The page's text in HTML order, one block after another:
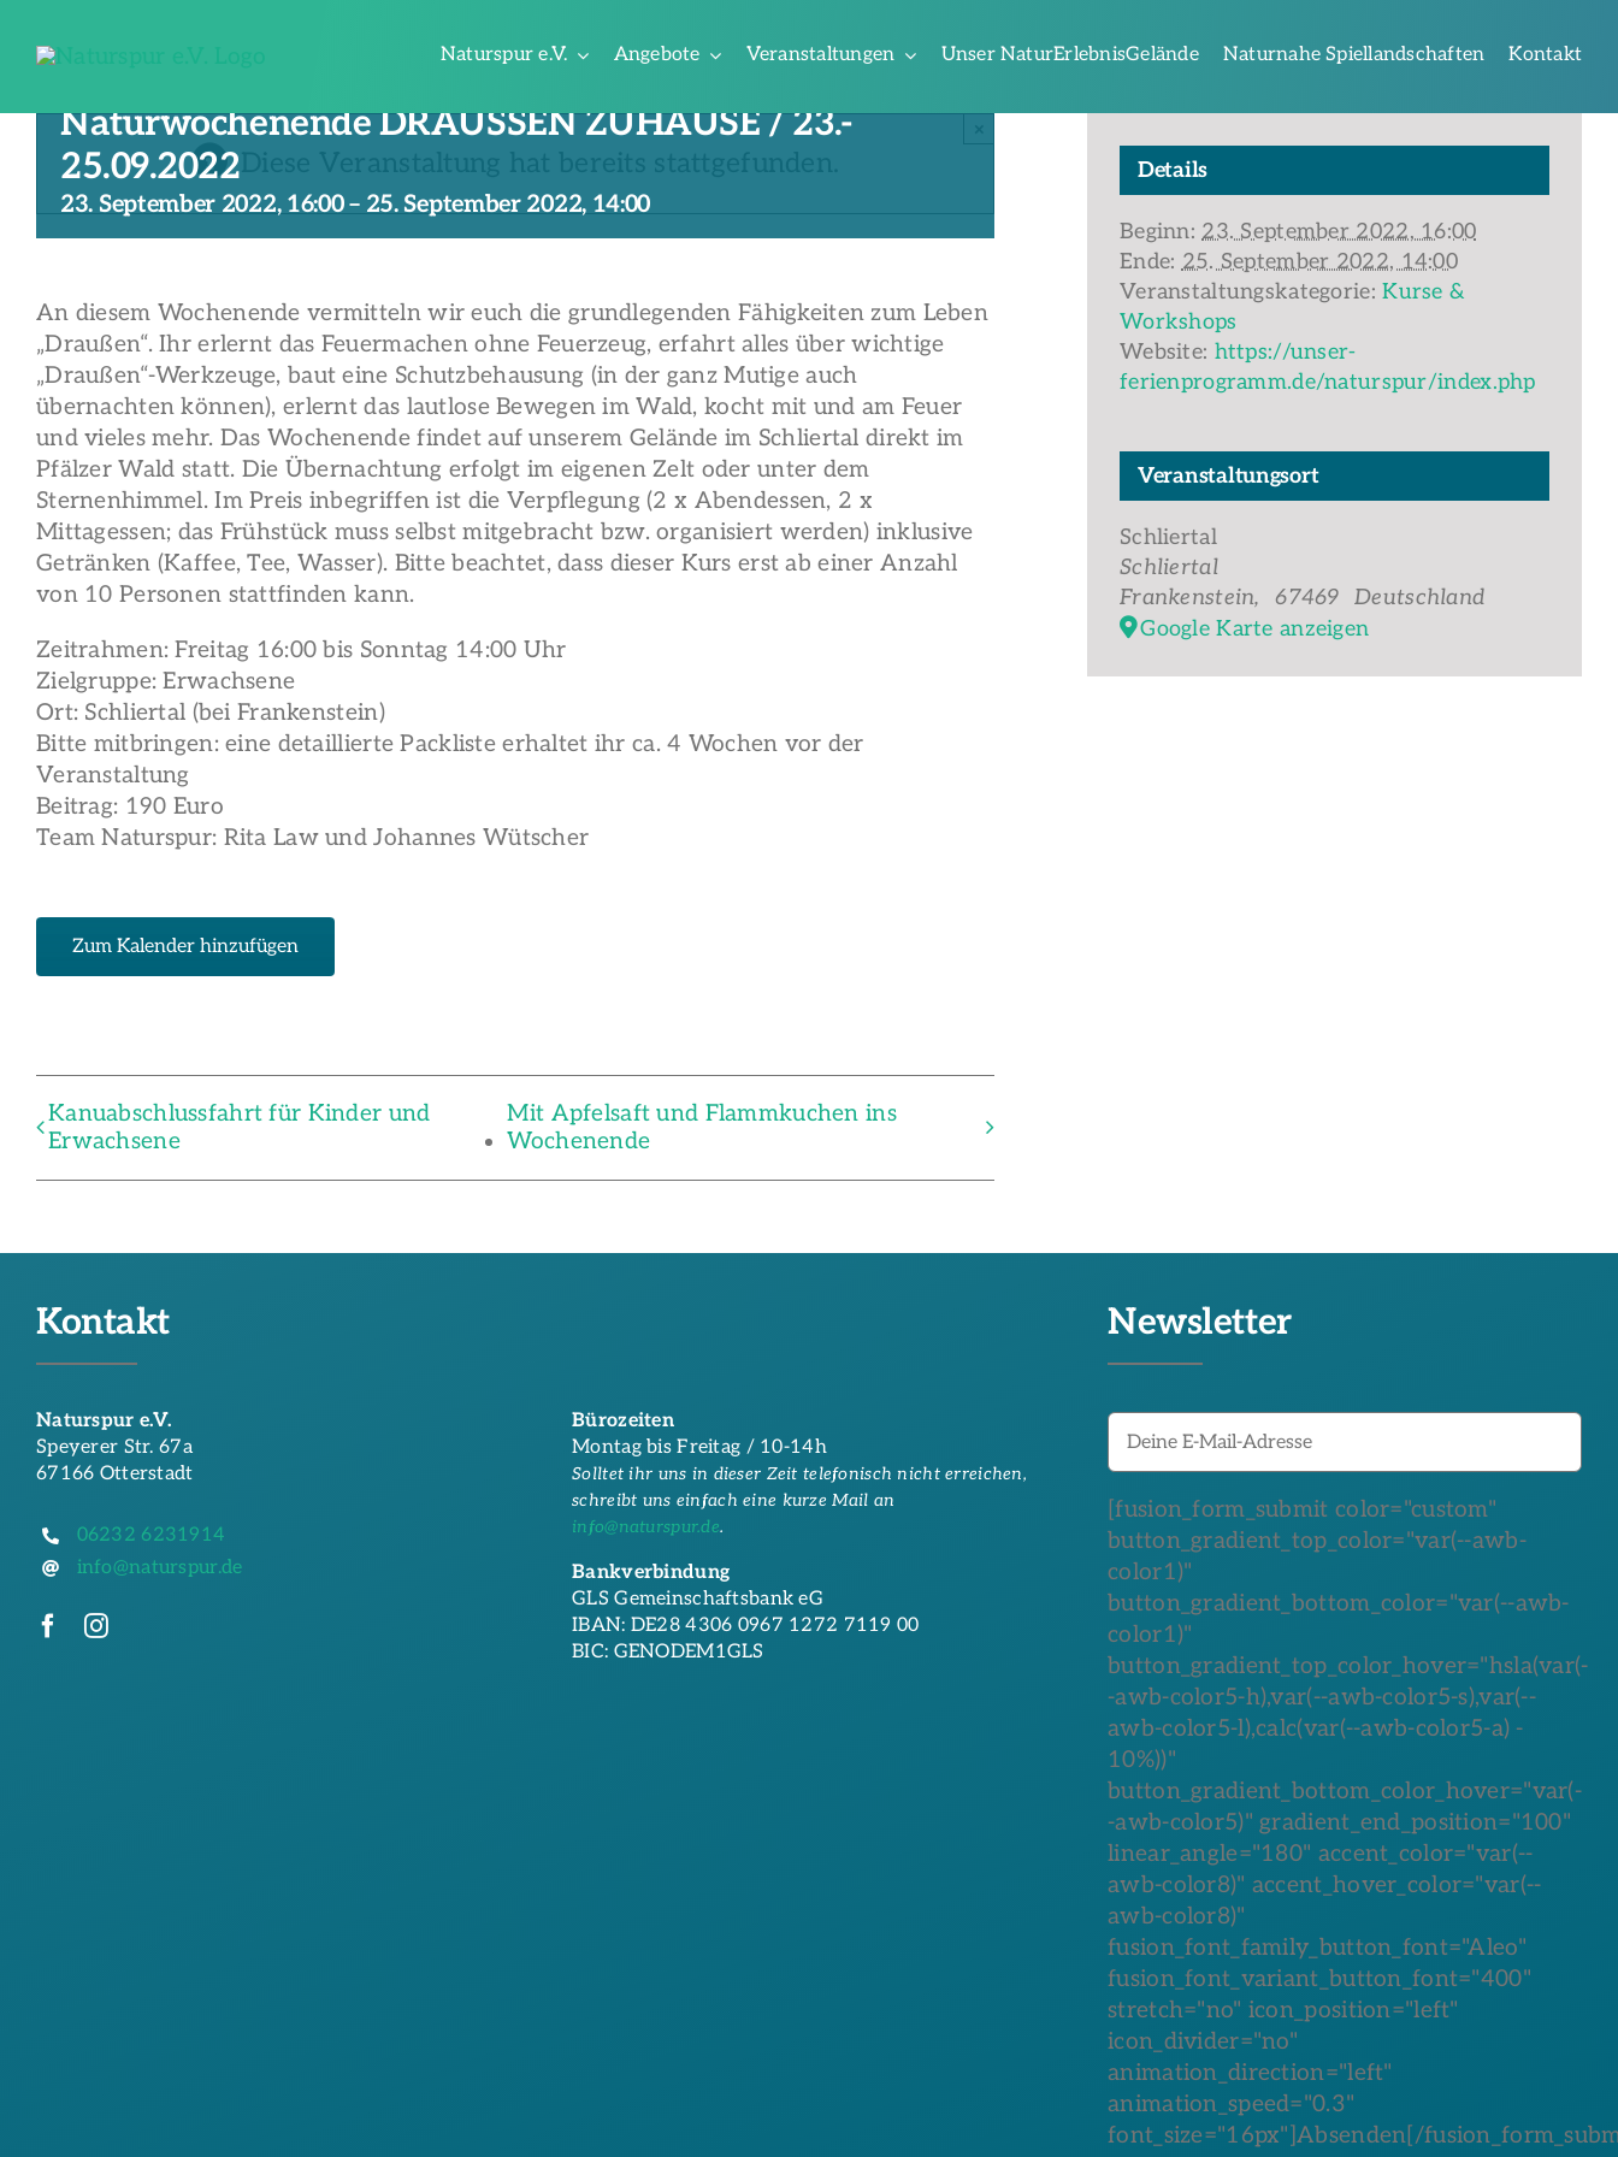
Inhalt
Naturspur e.V. Angebote Veranstaltungen Unser NaturErlebnisGelände Naturnahe Spiellandschaften Kontakt
Naturwochenende DRAUSSEN ZUHAUSE / 23.-
25.09.2022
23. September 2022, 16:00– 25. September 2022, 14:00
An diesem Wochenende vermitteln wir euch die grundlegenden Fähigkeiten zum Leben
„Draußen“. Ihr erlernt das Feuermachen ohne Feuerzeug, erfahrt alles über wichtige
„Draußen“-Werkzeuge, baut eine Schutzbehausung (in der ganz Mutige auch
übernachten können), erlernt das lautlose Bewegen im Wald, kocht mit und am Feuer
und vieles mehr. Das Wochenende findet auf unserem Gelände im Schliertal direkt im
Pfälzer Wald statt. Die Übernachtung erfolgt im eigenen Zelt oder unter dem
Sternenhimmel. Im Preis inbegriffen ist die Verpflegung (2 x Abendessen, 2 x
Mittagessen; das Frühstück muss selbst mitgebracht bzw. organisiert werden) inklusive
Getränken (Kaffee, Tee, Wasser). Bitte beachtet, dass dieser Kurs erst ab einer Anzahl
von 10 Personen stattfinden kann.
Zeitrahmen: Freitag 16:00 bis Sonntag 14:00 Uhr
Zielgruppe: Erwachsene
Ort: Schliertal (bei Frankenstein)
Bitte mitbringen: eine detaillierte Packliste erhaltet ihr ca. 4 Wochen vor der
Veranstaltung
Beitrag: 190 Euro
Team Naturspur: Rita Law und Johannes Wütscher
Zum Kalender hinzufügen
Kanuabschlussfahrt für Kinder und
Erwachsene
Mit Apfelsaft und Flammkuchen ins
Wochenende
Details
Beginn: 23. September 2022, 16:00
Ende: 25. September 2022, 14:00
Veranstaltungskategorie: Kurse &
Workshops
Website: https://unser-
ferienprogramm.de/naturspur/index.php
Veranstaltungsort
Schliertal
Schliertal
Frankenstein, 67469
Deutschland
Google Karte anzeigen
Kontakt Newsletter
Naturspur e.V.
Speyerer Str. 67a
67166 Otterstadt
06232 6231914
info@naturspur.de
Bürozeiten
Montag bis Freitag / 10-14h
Solltet ihr uns in dieser Zeit telefonisch nicht erreichen,
schreibt uns einfach eine kurze Mail an
info@naturspur.de.
Bankverbindung
GLS Gemeinschaftsbank eG
IBAN: DE28 4306 0967 1272 7119 00
BIC: GENODEM1GLS
[fusion_form_submit color="custom"
button_gradient_top_color="var(--awb-
color1)"
button_gradient_bottom_color="var(--awb-
color1)"
button_gradient_top_color_hover="hsla(var(-
-awb-color5-h),var(--awb-color5-s),var(--
awb-color5-l),calc(var(--awb-color5-a) -
10%))"
button_gradient_bottom_color_hover="var(-
-awb-color5)" gradient_end_position="100"
linear_angle="180" accent_color="var(--
awb-color8)" accent_hover_color="var(--
awb-color8)"
fusion_font_family_button_font="Aleo"
fusion_font_variant_button_font="400"
stretch="no" icon_position="left"
icon_divider="no"
animation_direction="left"
animation_speed="0.3"
font_size="16px"]Absenden[/